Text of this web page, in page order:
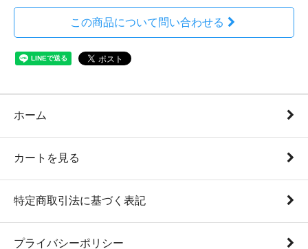
この商品について問い合わせる
ホーム
カートを見る
特定商取引法に基づく表記
プライバシーポリシー